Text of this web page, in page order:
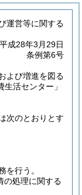
運営等に関する
平成28年3月29日
条例第6号
よび増進を図る
生活センター」
次のとおりとす
を行う。
の処理に関する